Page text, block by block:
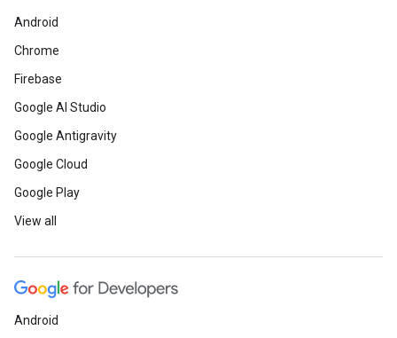
Android
Chrome
Firebase
Google AI Studio
Google Antigravity
Google Cloud
Google Play
View all
Android